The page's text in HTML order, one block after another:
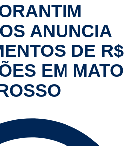
ANUNCIA
DE R$
EM MATO